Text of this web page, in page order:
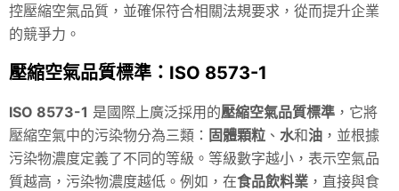
控壓縮空氣品質，並確保符合相關法規要求，從而提升企業
的競爭力。
壓縮空氣品質標準：ISO 8573-1
ISO 8573-1 是國際上廣泛採用的壓縮空氣品質標準 ，它將
壓縮空氣中的污染物分為三類： 固體顆粒 、 水和油 ，並根據
污染物濃度定義了不同的等級。等級數字越小，表示空氣品
質越高，污染物濃度越低。例如，在食品飲料業 ，直接與食